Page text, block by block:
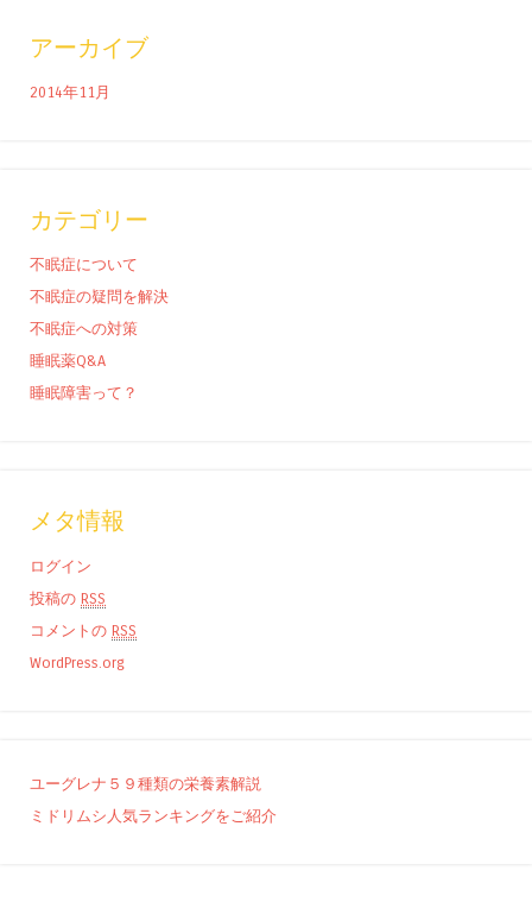
アーカイブ
2014年11月
カテゴリー
不眠症について
不眠症の疑問を解決
不眠症への対策
睡眠薬Q&A
睡眠障害って？
メタ情報
ログイン
投稿の RSS
コメントの RSS
WordPress.org
ユーグレナ５９種類の栄養素解説
ミドリムシ人気ランキングをご紹介